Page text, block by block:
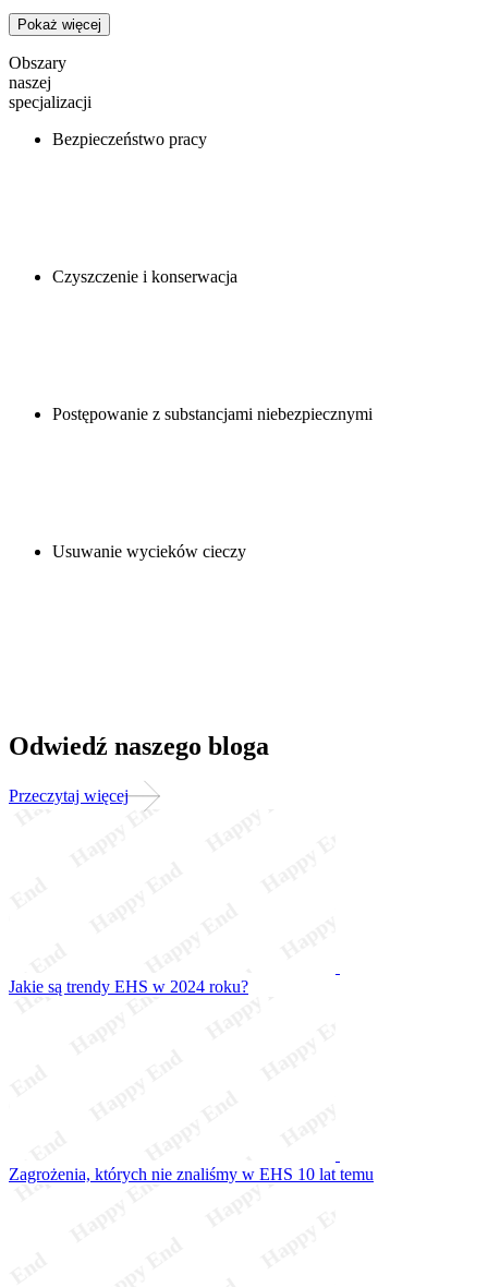
Pokaż więcej
Obszary
naszej
specjalizacji
Bezpieczeństwo pracy
Czyszczenie i konserwacja
Postępowanie z substancjami niebezpiecznymi
Usuwanie wycieków cieczy
Odwiedź naszego bloga
Przeczytaj więcej
Jakie są trendy EHS w 2024 roku?
Zagrożenia, których nie znaliśmy w EHS 10 lat temu